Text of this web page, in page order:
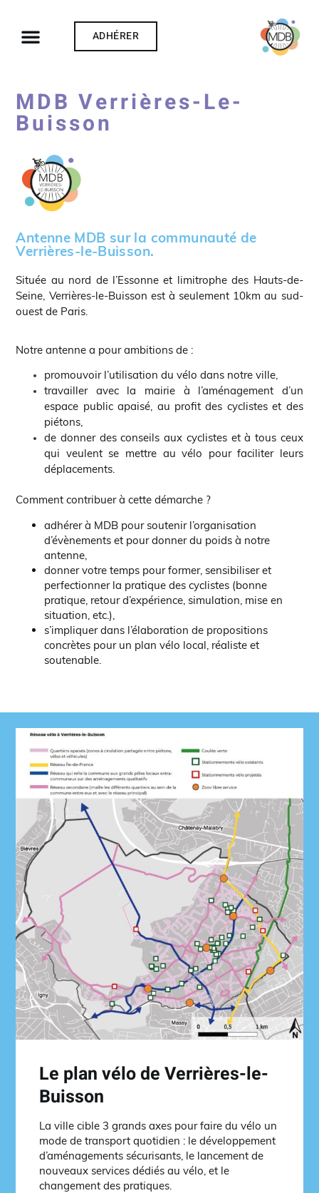
ADHÉRER
MDB Verrières-Le-
Buisson
Antenne MDB sur la communauté de
Verrières-le-Buisson.
Située au nord de l’Essonne et limitrophe des Hauts-de-
Seine, Verrières-le-Buisson est à seulement 10km au sud-
ouest de Paris.
Notre antenne a pour ambitions de :
promouvoir l’utilisation du vélo dans notre ville,
travailler avec la mairie à l’aménagement d’un
espace public apaisé, au profit des cyclistes et des
piétons,
de donner des conseils aux cyclistes et à tous ceux
qui veulent se mettre au vélo pour faciliter leurs
déplacements.
Comment contribuer à cette démarche ?
adhérer à MDB pour soutenir l’organisation
d’évènements et pour donner du poids à notre
antenne,
donner votre temps pour former, sensibiliser et
perfectionner la pratique des cyclistes (bonne
pratique, retour d’expérience, simulation, mise en
situation, etc.),
s’impliquer dans l’élaboration de propositions
concrètes pour un plan vélo local, réaliste et
soutenable.
Le plan vélo de Verrières-le-
Buisson
La ville cible 3 grands axes pour faire du vélo un
mode de transport quotidien : le développement
d’aménagements sécurisants, le lancement de
nouveaux services dédiés au vélo, et le
changement des pratiques.